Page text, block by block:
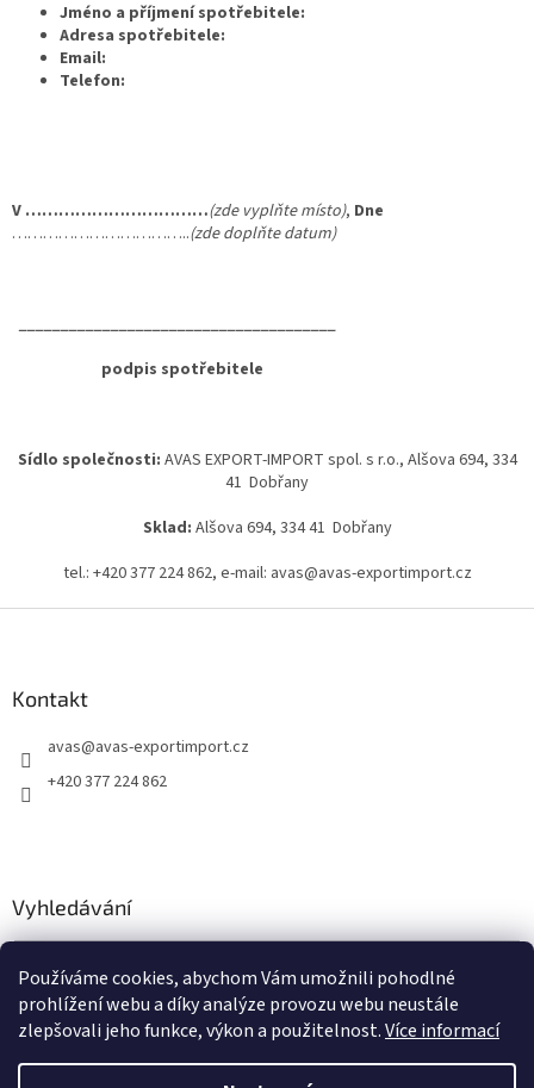
Používáme cookies, abychom Vám umožnili pohodlné
prohlížení webu a díky analýze provozu webu neustále
zlepšovali jeho funkce, výkon a použitelnost.Více informací
Jméno a příjmení spotřebitele:
Adresa spotřebitele:
Email:
Telefon:
V ……………………………(zde vyplňte místo), Dne
……………………………..(zde doplňte datum)
______________________________________
podpis spotřebitele
Sídlo společnosti: AVAS EXPORT-IMPORT spol. s r.o., Alšova 694, 334
41 Dobřany
Sklad: Alšova 694, 334 41 Dobřany
tel.: +420 377 224 862, e-mail: avas@avas-exportimport.cz
Kontakt
avas@avas-exportimport.cz
+420 377 224 862
Vyhledávání
HLEDAT